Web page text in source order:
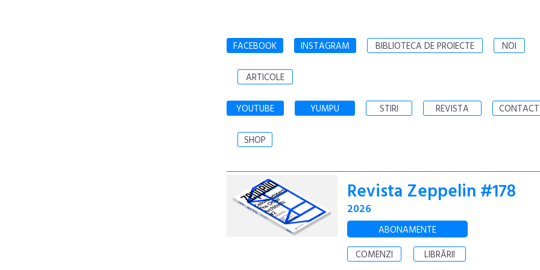
FACEBOOK INSTAGRAM BIBLIOTECA DE PROIECTE NOI
ARTICOLE
YOUTUBE YUMPU STIRI REVISTA CONTACT
SHOP
Revista Zeppelin #178
2026
ABONAMENTE
COMENZI
LIBRĂRII